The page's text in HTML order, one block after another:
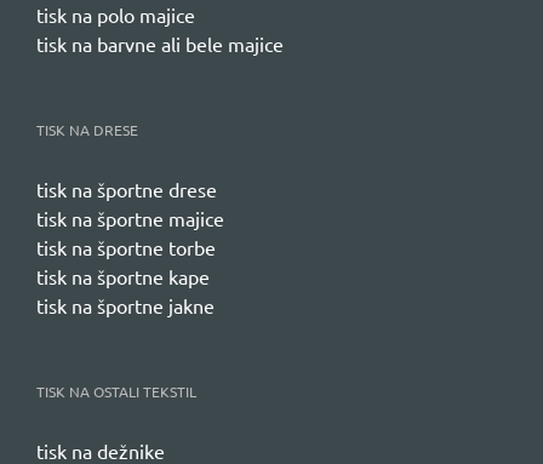
tisk na polo majice
tisk na barvne ali bele majice
TISK NA DRESE
tisk na športne drese
tisk na športne majice
tisk na športne torbe
tisk na športne kape
tisk na športne jakne
TISK NA OSTALI TEKSTIL
tisk na dežnike